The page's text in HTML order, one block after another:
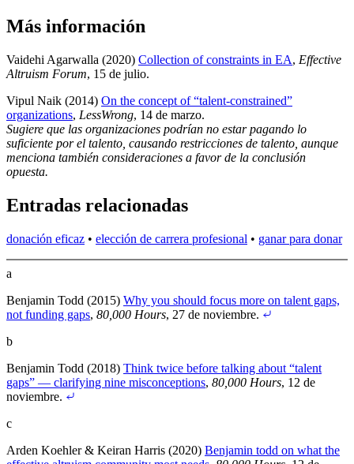
Más información
Vaidehi Agarwalla (2020) Collection of constraints in EA, Effective
Altruism Forum, 15 de julio.
Vipul Naik (2014) On the concept of “talent-constrained”
organizations, LessWrong, 14 de marzo.
Sugiere que las organizaciones podrían no estar pagando lo
suficiente por el talento, causando restricciones de talento, aunque
menciona también consideraciones a favor de la conclusión
opuesta.
Entradas relacionadas
donación eficaz • elección de carrera profesional • ganar para donar
a
Benjamin Todd (2015) Why you should focus more on talent gaps,
not funding gaps, 80,000 Hours, 27 de noviembre.
b
Benjamin Todd (2018) Think twice before talking about “talent
gaps” — clarifying nine misconceptions, 80,000 Hours, 12 de
noviembre.
c
Arden Koehler & Keiran Harris (2020) Benjamin todd on what the